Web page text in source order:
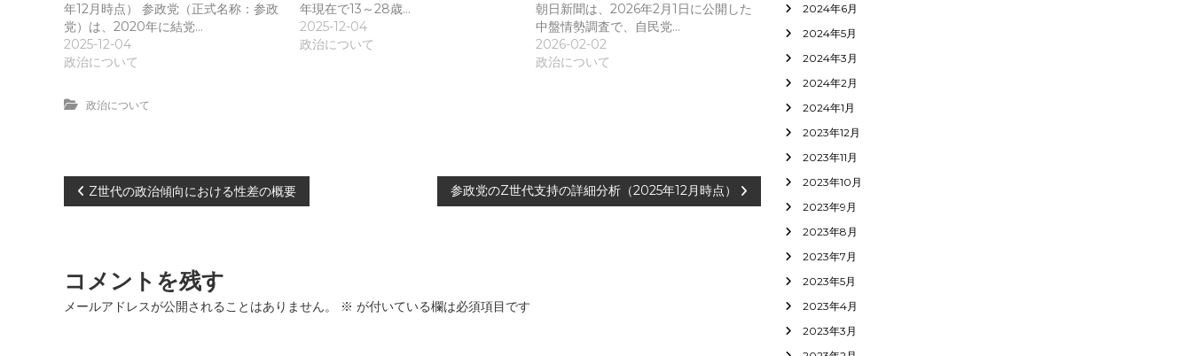
年12月時点） 参政党（正式名称：参政
党）は、2020年に結党…
2025-12-04
政治について
年現在で13～28歳…
2025-12-04
政治について
朝日新聞は、2026年2月1日に公開した
中盤情勢調査で、自民党…
2026-02-02
政治について
政治について
投
ナ
ビ
Z世代の政治傾向における性差の概要 参政党のZ世代支持の詳細分析（2025年12月時点）
コメントを残す
メールアドレスが公開されることはありません。 ※ が付いている欄は必須項目です
2024年6月
2024年5月
2024年3月
2024年2月
2024年1月
2023年12月
2023年11月
2023年10月
2023年9月
2023年8月
2023年7月
2023年5月
2023年4月
2023年3月